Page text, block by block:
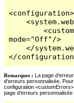
<configuration>
    <system.web>
        <customErrors
mode="Off"/>
    </system.web>
</
Remarques : La page
d'erreurs personnalisée.
configuration
page d'erreurs personnalisée